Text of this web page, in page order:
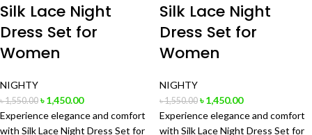
Silk Lace Night
Dress Set for
Women
NIGHTY
৳1,550.00 ৳1,450.00
Experience elegance and comfort
with Silk Lace Night Dress Set for
Silk Lace Night
Dress Set for
Women
NIGHTY
৳1,550.00 ৳1,450.00
Experience elegance and comfort
with Silk Lace Night Dress Set for